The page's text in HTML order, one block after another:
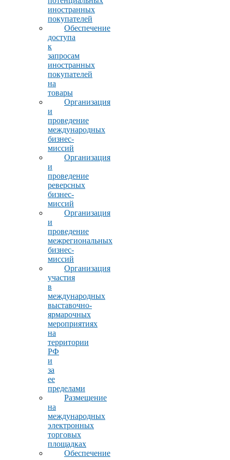
иностранных
покупателей
Обеспечение
доступа
к
запросам
иностранных
покупателей
на
товары
Организация
и
проведение
международных
бизнес-
миссий
Организация
и
проведение
реверсных
бизнес-
миссий
Организация
и
проведение
межрегиональных
бизнес-
миссий
Организация
участия
в
международных
выставочно-
ярмарочных
мероприятиях
на
территории
РФ
и
за
ее
пределами
Размещение
на
международных
электронных
торговых
площадках
Обеспечение